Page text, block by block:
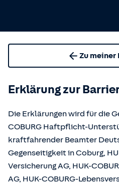
Zu meiner
Erklärung zur
Die Erklärungen wird für die
COBURG Haftpflicht-
kraftfahrender Beamter
Gegenseitigkeit in Coburg,
Versicherung AG, HUK-
AG, HUK-COBURG-